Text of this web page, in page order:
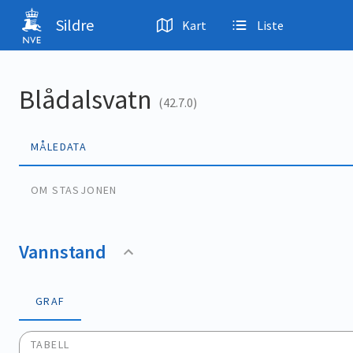
Hopp til hovedinnhold
Sildre Kart Liste
Blådalsvatn (42.7.0)
MÅLEDATA
OM STASJONEN
Vannstand
GRAF
TABELL